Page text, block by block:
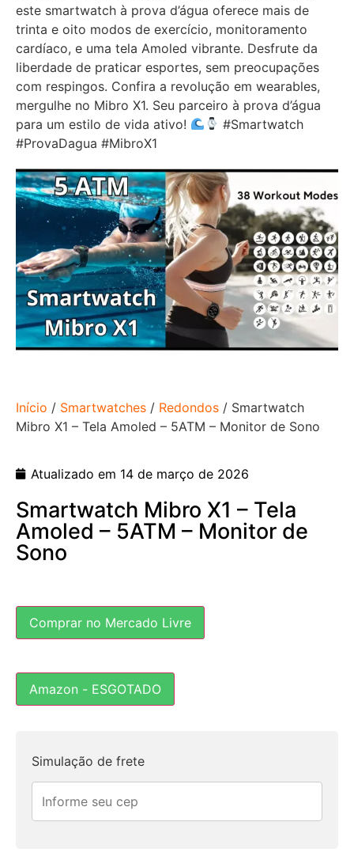
este smartwatch à prova d’água oferece mais de
trinta e oito modos de exercício, monitoramento
cardíaco, e uma tela Amoled vibrante. Desfrute da
liberdade de praticar esportes, sem preocupações
com respingos. Confira a revolução em wearables,
mergulhe no Mibro X1. Seu parceiro à prova d’água
para um estilo de vida ativo!
#Smartwatch
#ProvaDagua #MibroX1
Início / Smartwatches / Redondos / Smartwatch
Mibro X1 – Tela Amoled – 5ATM – Monitor de Sono
Atualizado em 14 de março de 2026
Smartwatch Mibro X1 – Tela
Amoled – 5ATM – Monitor de
Sono
Comprar no Mercado Livre
Amazon - ESGOTADO
Simulação de frete